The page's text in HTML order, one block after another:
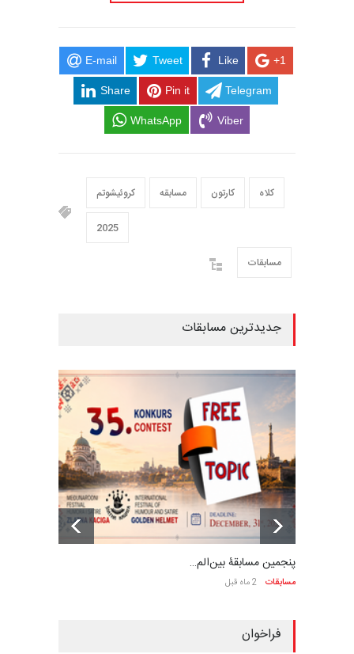
E-mail Tweet Like +1
Share Pin it Telegram
WhatsApp Viber
کروئیشوتم مسابقه کارتون کلاه
2025
مسابقات
جدیدترین مسابقات
پنجمین مسابقۀ بین‌الم…
مسابقات 2 ماه قبل
فراخوان